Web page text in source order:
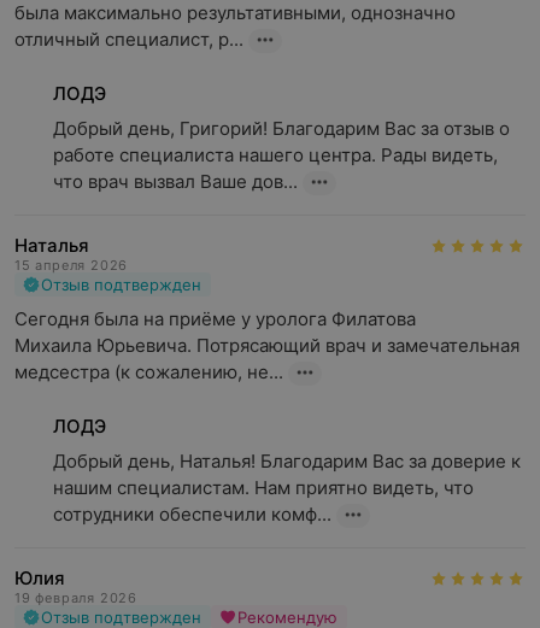
была максимально результативными, однозначно
отличный специалист, р...
ЛОДЭ
Добрый день, Григорий! Благодарим Вас за отзыв о
работе специалиста нашего центра. Рады видеть,
что врач вызвал Ваше дов...
Наталья
15 апреля 2026
Отзыв подтвержден
Сегодня была на приёме у уролога Филатова
Михаила Юрьевича. Потрясающий врач и замечательная
медсестра (к сожалению, не...
ЛОДЭ
Добрый день, Наталья! Благодарим Вас за доверие к
нашим специалистам. Нам приятно видеть, что
сотрудники обеспечили комф...
Юлия
19 февраля 2026
Отзыв подтвержден Рекомендую